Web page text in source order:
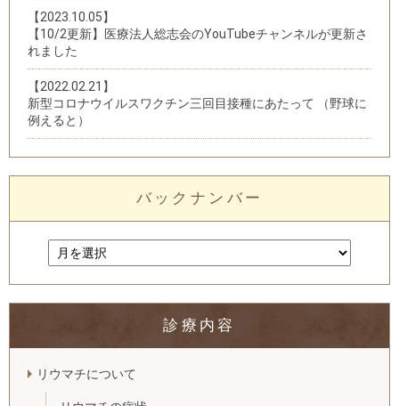
【2023.10.05】
【10/2更新】医療法人総志会のYouTubeチャンネルが更新さ
れました
【2022.02.21】
新型コロナウイルスワクチン三回目接種にあたって （野球に
例えると）
バックナンバー
診療内容
リウマチについて